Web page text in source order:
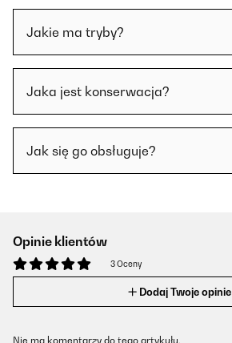
Jakie ma tryby?
Jaka jest konserwacja?
Jak się go obsługuje?
Opinie klientów
3 Oceny
Dodaj Twoje opinie
Nie ma komentarzy do tego artykułu.